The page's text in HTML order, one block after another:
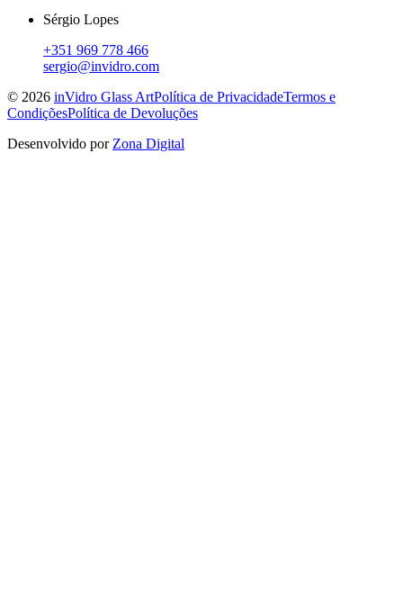
Sérgio Lopes
+351 969 778 466
sergio@invidro.com
© 2026 inVidro Glass ArtPolítica de PrivacidadeTermos e
CondiçõesPolítica de Devoluções
Desenvolvido por Zona Digital